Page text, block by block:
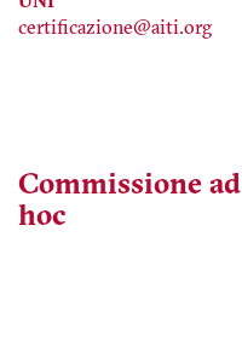
certificazione@aiti.org
Commissione ad
hoc